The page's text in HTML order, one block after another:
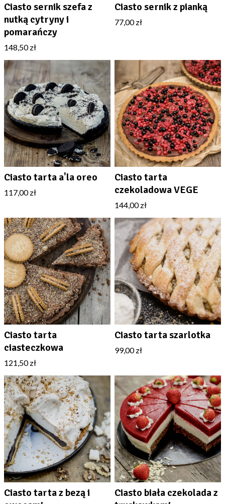
Ciasto sernik szefa z
nutką cytryny i
pomarańczy
148,50 zł
Ciasto sernik z pianką
77,00 zł
Ciasto tarta a'la oreo
117,00 zł
Ciasto tarta
czekoladowa VEGE
144,00 zł
Ciasto tarta
ciasteczkowa
121,50 zł
Ciasto tarta szarlotka
99,00 zł
Ciasto tarta z bezą i
Ciasto biała czekolada z